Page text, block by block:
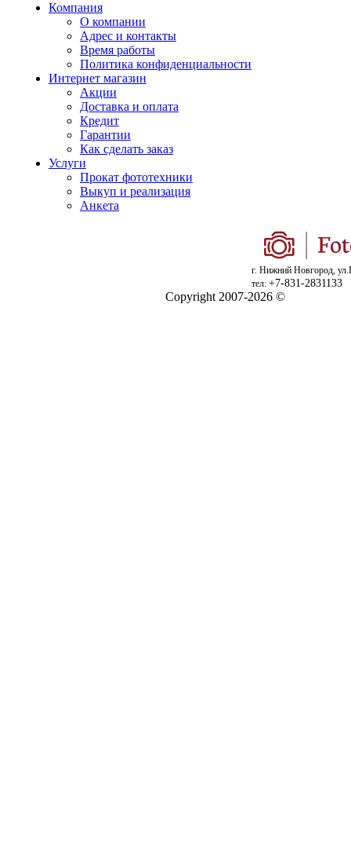
Компания
О компании
Адрес и контакты
Время работы
Политика конфиденциальности
Интернет магазин
Акции
Доставка и оплата
Кредит
Гарантии
Как сделать заказ
Услуги
Прокат фототехники
Выкуп и реализация
Анкета
г. Нижний Новгород,
тел: +7-831-2831133
Copyright 2007-2026 ©